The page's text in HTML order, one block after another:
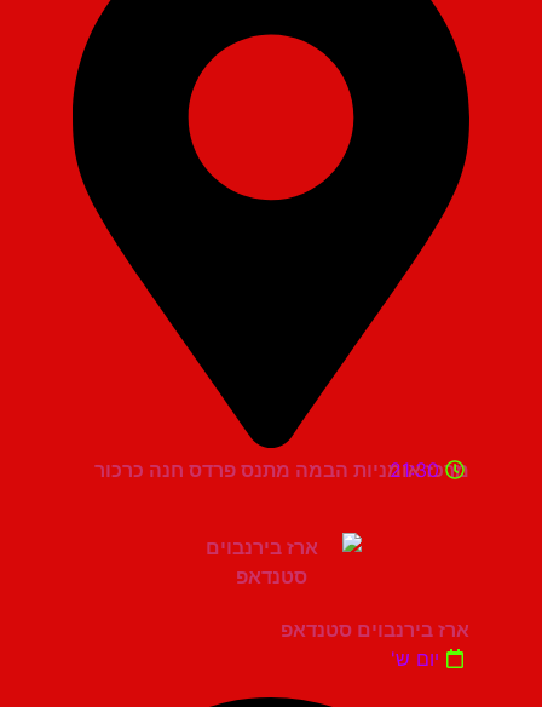
מרכז אומניות הבמה מתנס פרדס חנה כרכור
21:30
ארז בירנבוים סטנדאפ
יום ש'